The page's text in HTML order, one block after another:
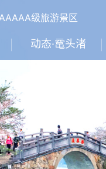
级旅游景区
动态·鼋头渚